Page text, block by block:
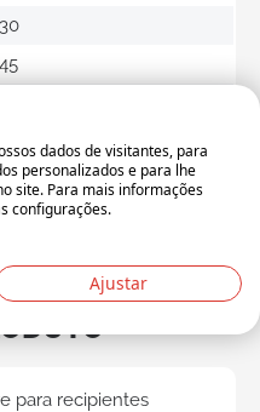
para recipientes
dados de visitantes, para
personalizados e para lhe
site. Para mais informações
configurações.
Ajustar